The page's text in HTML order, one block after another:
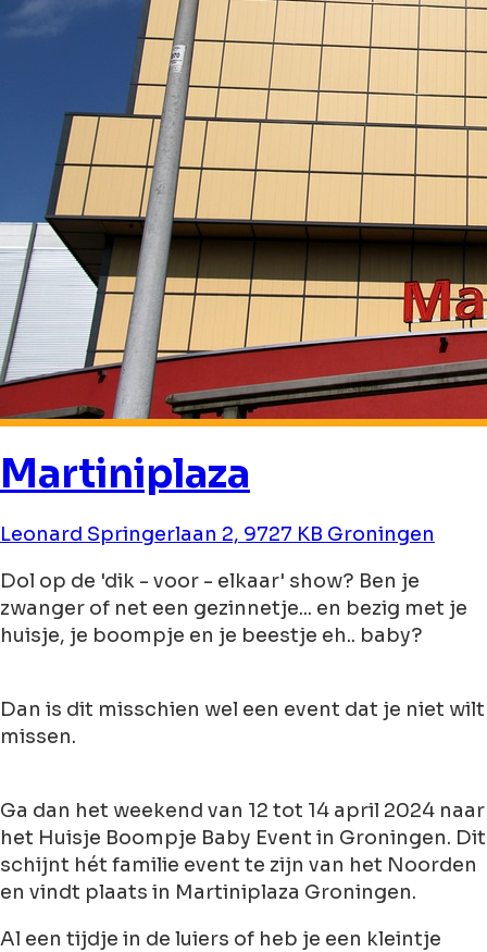
Martiniplaza
Leonard Springerlaan 2, 9727 KB Groningen
Dol op de 'dik - voor - elkaar' show? Ben je
zwanger of net een gezinnetje... en bezig met je
huisje, je boompje en je beestje eh.. baby?
Dan is dit misschien wel een event dat je niet wilt
missen.
Ga dan het weekend van 12 tot 14 april 2024 naar
het Huisje Boompje Baby Event in Groningen. Dit
schijnt hét familie event te zijn van het Noorden
en vindt plaats in Martiniplaza Groningen.
Al een tijdje in de luiers of heb je een kleintje